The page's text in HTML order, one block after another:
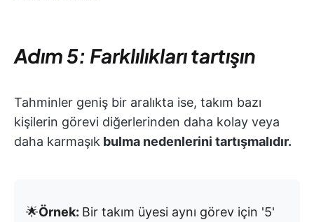
Adım 5: Farklılıkları tartışın
Tahminler geniş bir aralıkta ise, takım bazı
kişilerin görevi diğerlerinden daha kolay veya
daha karmaşık bulma nedenlerini tartışmalıdır.
🌟Örnek: Bir takım üyesi aynı görev için '5'